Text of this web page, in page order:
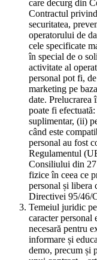
care decurg din
Contractul
securitatea,
operatorului de
cele specificate
în special de o
activitate al
personal pot fi,
marketing pe
date. Prelucrarea
poate fi
suplimentar, (ii)
când este
personal au fost
Regulamentul
Consiliului din
fizice în ceea ce
personal și libera
Directivei 95/46/
Temeiul juridic
caracter personal
necesară pentru
informare și
demo, precum și